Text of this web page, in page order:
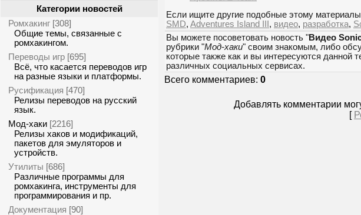
Категории новостей
Ромхакинг [308]
Общие темы, связанные с
ромхакингом.
Переводы игр [695]
Всё, что касается переводов игр
на разные языки и платформы.
Русификация [470]
Релизы переводов на русский
язык.
Мод-хаки [2216]
Релизы хаков и модификаций,
пакетов для эмуляторов и
устройств.
Утилиты [686]
Различные программы для
ромхакинга, инструменты для
программирования и пр.
Документация [90]
Если ищите другие подобные этому
SMD, Adventures Island III , видео, разработка,
Вы можете посоветовать новость "Видео
рубрики "Мод-хаки" своим знакомым, либо
которые также как и вы интересуются данной
различных социальных сервисах.
Всего комментариев: 0
Добавлять комментарии
[